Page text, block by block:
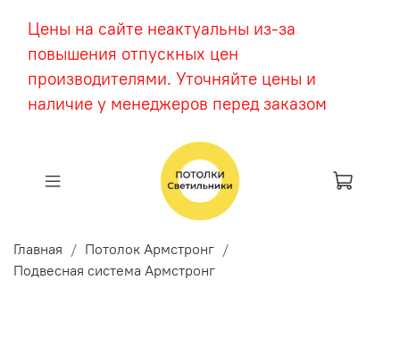
Цены на сайте неактуальны из-за
повышения отпускных цен
производителями. Уточняйте цены и
наличие у менеджеров перед заказом
Главная
Потолок Армстронг
Подвесная система Армстронг